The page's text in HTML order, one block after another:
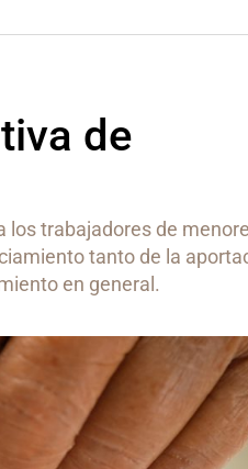
de
los trabajadores de
tanto de la
en general.